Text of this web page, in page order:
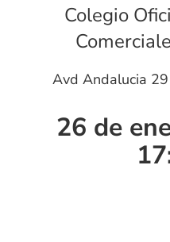
Colegio
Avd Andalucia
26 de